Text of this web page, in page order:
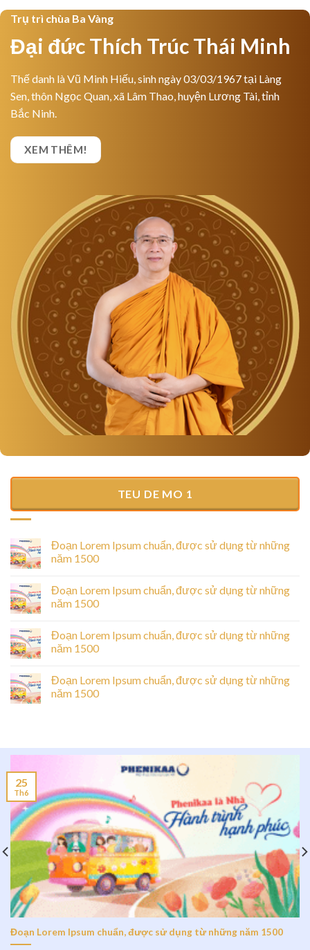
Trụ trì chùa Ba Vàng
Đại đức Thích Trúc Thái Minh
Thế danh là Vũ Minh Hiếu, sinh ngày 03/03/1967 tại Làng
Sen, thôn Ngọc Quan, xã Lâm Thao, huyện Lương Tài, tỉnh
Bắc Ninh.
XEM THÊM!
TEU DE MO 1
Đoạn Lorem Ipsum chuẩn, được sử dụng từ những
năm 1500
Đoạn Lorem Ipsum chuẩn, được sử dụng từ những
năm 1500
Đoạn Lorem Ipsum chuẩn, được sử dụng từ những
năm 1500
Đoạn Lorem Ipsum chuẩn, được sử dụng từ những
năm 1500
Đoạn Lorem Ipsum chuẩn, được sử dụng từ những năm 1500
25
Th6